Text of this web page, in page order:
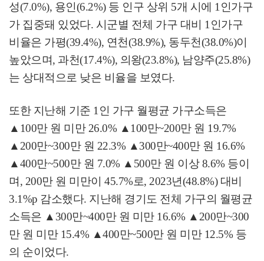
성(7.0%), 용인(6.2%) 등 인구 상위 5개 시에 1 인가구
가 집중돼 있었다. 시군별 전체 가구 대비 1 인가구
비율은 가평(39.4%), 연천(38.9%), 동두천(38.0%)이
높았으며, 과천(17.4%), 의왕(23.8%), 남양주(25.8%)
는 상대적으로 낮은 비율을 보였다.
또한 지난해 기준 1 인 가구 월평균 가구소득은
▲ 100만 원 미만 26.0% ▲100만~200만 원 19.7%
▲ 200만~300만 원 22.3% ▲300만~400만 원 16.6%
▲400만~500만 원 7.0% ▲ 500만 원 이상8.6% 등이
며 , 200만 원 미만이 45.7%로, 2023년(48.8%) 대비
3.1%p 감소했다. 지난해 경기도 전체 가구의 월평균
소득은 ▲ 300만~400만 원 미만 16.6% ▲ 200만~300
만 원 미만 15.4% ▲400만~500만 원 미만 12.5% 등
의 순이었다.